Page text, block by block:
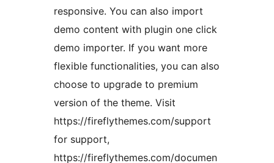
responsive. You can also import
demo content with plugin one click
demo importer. If you want more
flexible functionalities, you can also
choose to upgrade to premium
version of the theme. Visit
https://fireflythemes.com/support
for support,
https://fireflythemes.com/documen